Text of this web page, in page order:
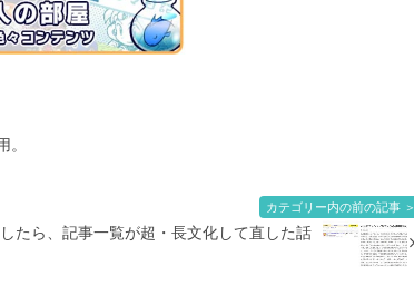
カテゴリー内の前の記事 ＞
たら、記事一覧が超・長文化して直した話